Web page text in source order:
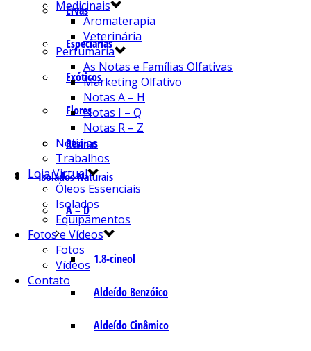
Ervas
Especiarias
Exóticos
Flores
Resinas
Isolados Naturais
A – D
1.8-cineol
Aldeído Benzóico
Aldeído Cinâmico
Medicinais
Aromaterapia
Veterinária
Perfumaria
As Notas e Famílias Olfativas
Marketing Olfativo
Notas A – H
Notas I – Q
Notas R – Z
Notícias
Trabalhos
Loja Virtual
Óleos Essenciais
Isolados
Equipamentos
Fotos e Vídeos
Fotos
Vídeos
Contato